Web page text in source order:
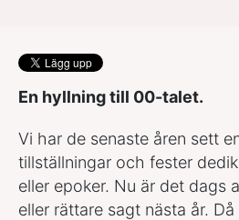
En hyllning till 00-talet.
Vi har de senaste åren sett
tillställningar och fester
eller epoker. Nu är det dags
eller rättare sagt nästa år.